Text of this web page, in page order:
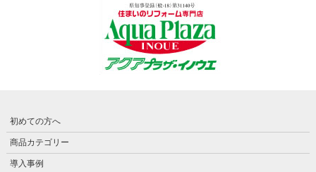
初めての方へ
商品カテゴリー
導入事例